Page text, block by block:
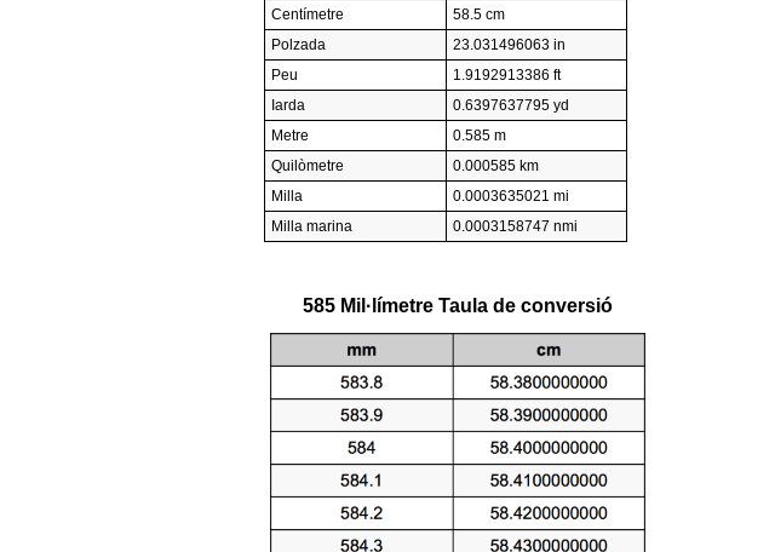
Centímetre
58.5 cm
Polzada
23.031496063 in
Peu
1.9192913386 ft
Iarda
0.6397637795 yd
Metre
0.585 m
Quilòmetre
0.000585 km
Milla
0.0003635021 mi
Milla marina
0.0003158747 nmi
585 Mil·límetre Taula de conversió